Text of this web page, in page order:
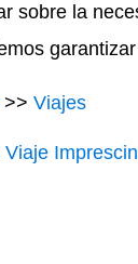
sobre la
>>Viajes